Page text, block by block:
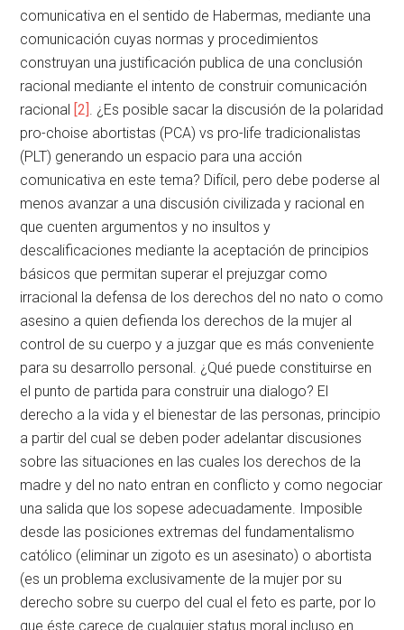
comunicativa en el sentido de Habermas, mediante una
comunicación cuyas normas y procedimientos
construyan una justificación publica de una conclusión
racional mediante el intento de construir comunicación
racional [2]. ¿Es posible sacar la discusión de la polaridad
pro-choise abortistas (PCA) vs pro-life tradicionalistas
(PLT) generando un espacio para una acción
comunicativa en este tema? Difícil, pero debe poderse al
menos avanzar a una discusión civilizada y racional en
que cuenten argumentos y no insultos y
descalificaciones mediante la aceptación de principios
básicos que permitan superar el prejuzgar como
irracional la defensa de los derechos del no nato o como
asesino a quien defienda los derechos de la mujer al
control de su cuerpo y a juzgar que es más conveniente
para su desarrollo personal. ¿Qué puede constituirse en
el punto de partida para construir una dialogo? El
derecho a la vida y el bienestar de las personas, principio
a partir del cual se deben poder adelantar discusiones
sobre las situaciones en las cuales los derechos de la
madre y del no nato entran en conflicto y como negociar
una salida que los sopese adecuadamente. Imposible
desde las posiciones extremas del fundamentalismo
católico (eliminar un zigoto es un asesinato) o abortista
(es un problema exclusivamente de la mujer por su
derecho sobre su cuerpo del cual el feto es parte, por lo
que éste carece de cualquier status moral incluso en